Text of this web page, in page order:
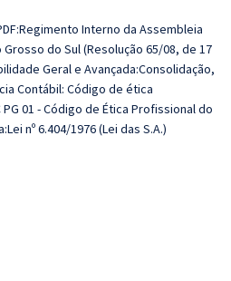
Interno da Assembleia
do Sul (Resolução 65/08, de 17
Geral e Avançada:Consolidação,
Contábil: Código de ética
01 - Código de Ética Profissional do
nº 6.404/1976 (Lei das S.A.)